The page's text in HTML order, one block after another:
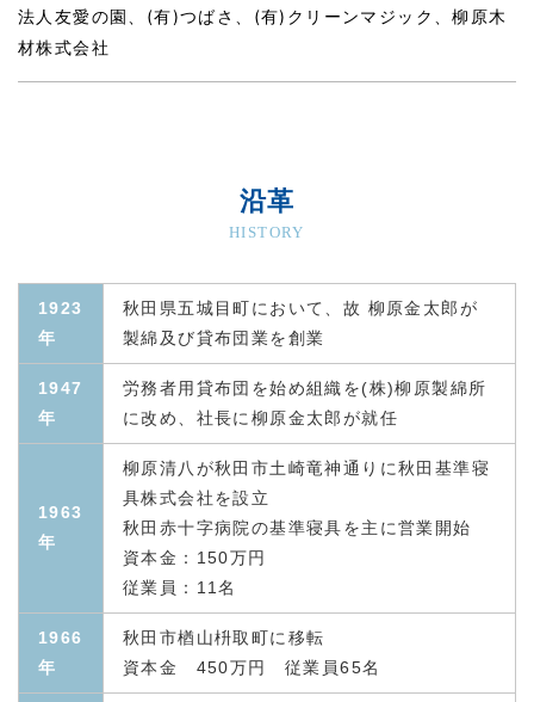
法人友愛の園、(有)つばさ、(有)クリーンマジック、柳原木
材株式会社
沿革
HISTORY
1923
年
秋田県五城目町において、故 柳原金太郎が
製綿及び貸布団業を創業
1947
年
労務者用貸布団を始め組織を(株)柳原製綿所
に改め、社長に柳原金太郎が就任
1963
年
柳原清八が秋田市土崎竜神通りに秋田基準寝
具株式会社を設立
秋田赤十字病院の基準寝具を主に営業開始
資本金：150万円
従業員：11名
1966
年
秋田市楢山枡取町に移転
資本金 450万円 従業員65名